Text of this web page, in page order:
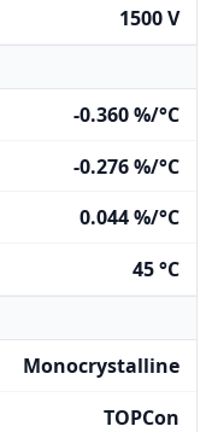
1500 V
-0.360 %/°C
-0.276 %/°C
0.044 %/°C
45 °C
Monocrystalline
TOPCon